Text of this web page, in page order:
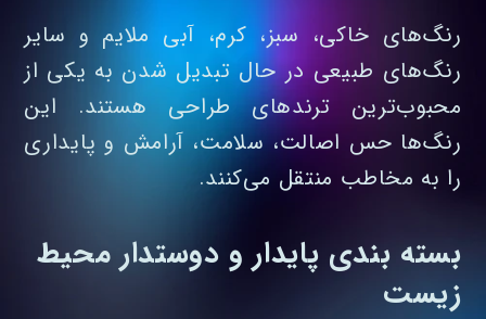
رنگ‌های خاکی، سبز، کرم، آبی ملایم و سایر
رنگ‌های طبیعی در حال تبدیل شدن به یکی از
محبوب‌ترین ترندهای طراحی هستند. این
رنگ‌ها حس اصالت، سلامت، آرامش و پایداری
را به مخاطب منتقل می‌کنند.
بسته‌ بندی پایدار و دوستدار محیط
زیست